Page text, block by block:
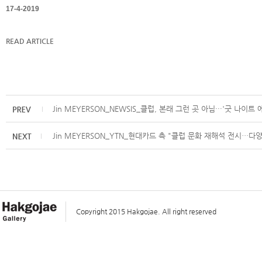
17-4-2019
READ ARTICLE
Jin MEYERSON_NEWSIS_클럽, 본래 그런 곳 아님···'굿 나이트
Jin MEYERSON_YTN_현대카드 측 "클럽 문화 재해석 전시…다
Copyright 2015 Hakgojae. All right reserved